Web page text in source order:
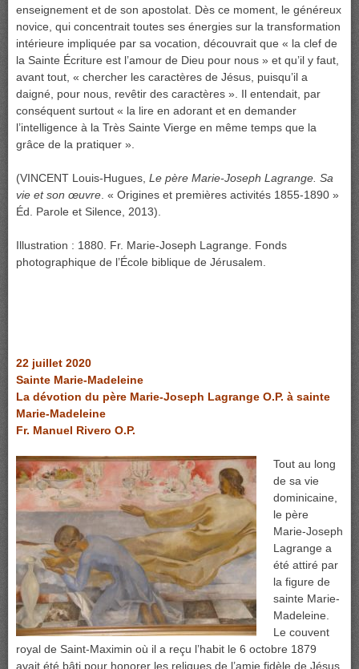
enseignement et de son apostolat. Dès ce moment, le généreux
novice, qui concentrait toutes ses énergies sur la transformation
intérieure impliquée par sa vocation, découvrait que « la clef de
la Sainte Écriture est l’amour de Dieu pour nous » et qu’il y faut,
avant tout, « chercher les caractères de Jésus, puisqu’il a
daigné, pour nous, revêtir des caractères ». Il entendait, par
conséquent surtout « la lire en adorant et en demander
l’intelligence à la Très Sainte Vierge en même temps que la
grâce de la pratiquer ».
(VINCENT Louis-Hugues, Le père Marie-Joseph Lagrange. Sa
vie et son œuvre . « Origines et premières activités 1855-1890 »
Éd. Parole et Silence, 2013).
Illustration : 1880. Fr. Marie-Joseph Lagrange. Fonds
photographique de l’École biblique de Jérusalem.
22 juillet 2020
Sainte Marie-Madeleine
La dévotion du père Marie-Joseph Lagrange O.P. à sainte
Marie-Madeleine
Fr. Manuel Rivero O.P.
Tout au long
de sa vie
dominicaine,
le père
Marie-Joseph
Lagrange a
été attiré par
la figure de
sainte Marie-
Madeleine.
Le couvent
royal de Saint-Maximin où il a reçu l’habit le 6 octobre 1879
avait été bâti pour honorer les reliques de l’amie fidèle de Jésus,